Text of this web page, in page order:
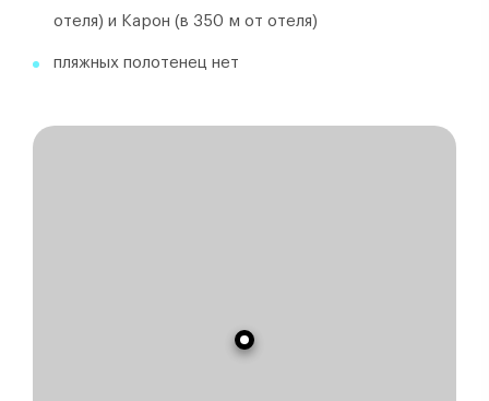
отеля) и Карон (в 350 м от отеля)
пляжных полотенец нет